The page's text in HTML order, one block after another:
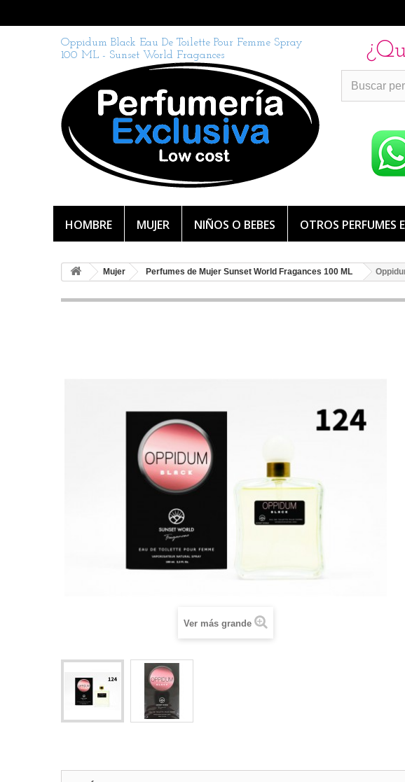
Oppidum Black Eau De Toilette Pour Femme Spray
100 ML - Sunset World Fragances
HOMBRE MUJER NIÑOS O BEBES OTROS PERFUMES
Mujer Perfumes de Mujer Sunset World Fragances 100 ML
Ver más grande